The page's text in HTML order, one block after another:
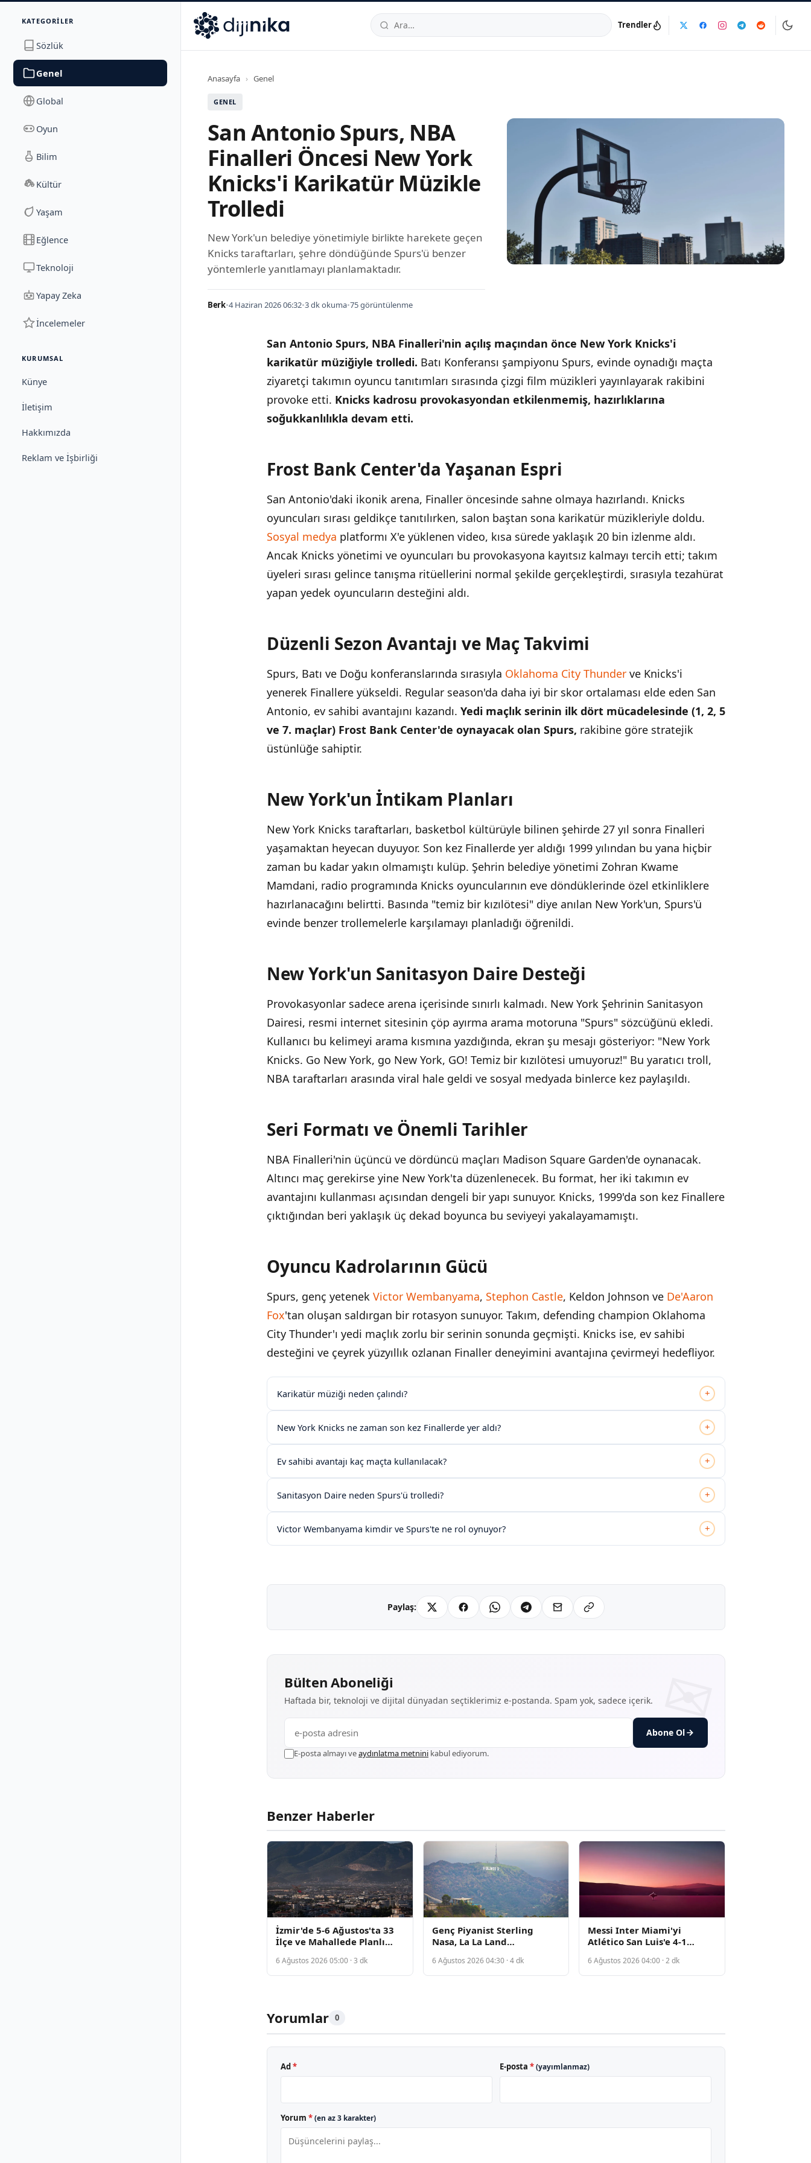
KATEGORILER
Sözlük
Genel
Global
Oyun
Bilim
Kültür
Yaşam
Eğlence
Teknoloji
Yapay Zeka
İncelemeler
KURUMSAL
Künye
İletişim
Hakkımızda
Reklam ve İşbirliği
İletişim
Dijinika Avrasya Cad. Sitesi B Blok No: 17/2A, Marmara Mahallesi 34520TRTelefon:0850 444 30 49E-posta:info@dijinika.net
Trendler
Anasayfa › Genel
GENEL
San Antonio Spurs, NBA
Finalleri Öncesi New York
Knicks'i Karikatür Müzikle
Trolledi
New York'un belediye yönetimiyle birlikte harekete geçen
Knicks taraftarları, şehre döndüğünde Spurs'ü benzer
yöntemlerle yanıtlamayı planlamaktadır.
Berk•4 Haziran 2026 06:32•3 dk okuma•75 görüntülenme
San Antonio Spurs, NBA Finalleri'nin açılış maçından önce New York Knicks'i
karikatür müziğiyle trolledi. Batı Konferansı şampiyonu Spurs, evinde oynadığı maçta
ziyaretçi takımın oyuncu tanıtımları sırasında çizgi film müzikleri yayınlayarak rakibini
provoke etti. Knicks kadrosu provokasyondan etkilenmemiş, hazırlıklarına
soğukkanlılıkla devam etti.
İÇINDEKILER
Frost Bank Center'da Yaşanan Espri
New York'un İntikam Planları
New York'un Sanitasyon Daire Desteği
Oyuncu Kadrolarının Gücü
Frost Bank Center'da Yaşanan Espri
San Antonio'daki ikonik arena, Finaller öncesinde sahne olmaya hazırlandı. Knicks
oyuncuları sırası geldikçe tanıtılırken, salon baştan sona karikatür müzikleriyle doldu.
Sosyal medya platformı X'e yüklenen video, kısa sürede yaklaşık 20 bin izlenme aldı.
Ancak Knicks yönetimi ve oyuncuları bu provokasyona kayıtsız kalmayı tercih etti; takım
üyeleri sırası gelince tanışma ritüellerini normal şekilde gerçekleştirdi, sırasıyla tezahürat
yapan yedek oyuncuların desteğini aldı.
Düzenli Sezon Avantajı ve Maç Takvimi
Spurs, Batı ve Doğu konferanslarında sırasıyla Oklahoma City Thunder ve Knicks'i
yenerek Finallere yükseldi. Regular season'da daha iyi bir skor ortalaması elde eden San
Antonio, ev sahibi avantajını kazandı. Yedi maçlık serinin ilk dört mücadelesinde (1, 2, 5
ve 7. maçlar) Frost Bank Center'de oynayacak olan Spurs, rakibine göre stratejik
üstünlüğe sahiptir.
New York'un İntikam Planları
New York Knicks taraftarları, basketbol kültürüyle bilinen şehirde 27 yıl sonra Finalleri
yaşamaktan heyecan duyuyor. Son kez Finallerde yer aldığı 1999 yılından bu yana hiçbir
zaman bu kadar yakın olmamıştı kulüp. Şehrin belediye yönetimi Zohran Kwame
Mamdani, radio programında Knicks oyuncularının eve döndüklerinde özel etkinliklere
hazırlanacağını belirtti. Basında "temiz bir kızılötesi" diye anılan New York'un, Spurs'ü
evinde benzer trollemelerle karşılamayı planladığı öğrenildi.
New York'un Sanitasyon Daire Desteği
Provokasyonlar sadece arena içerisinde sınırlı kalmadı. New York Şehrinin Sanitasyon
Dairesi, resmi internet sitesinin çöp ayırma arama motoruna "Spurs" sözcüğünü ekledi.
Kullanıcı bu kelimeyi arama kısmına yazdığında, ekran şu mesajı gösteriyor: "New York
Knicks. Go New York, go New York, GO! Temiz bir kızılötesi umuyoruz!" Bu yaratıcı troll,
NBA taraftarları arasında viral hale geldi ve sosyal medyada binlerce kez paylaşıldı.
Seri Formatı ve Önemli Tarihler
NBA Finalleri'nin üçüncü ve dördüncü maçları Madison Square Garden'de oynanacak.
Altıncı maç gerekirse yine New York'ta düzenlenecek. Bu format, her iki takımın ev
avantajını kullanması açısından dengeli bir yapı sunuyor. Knicks, 1999'da son kez Finallere
çıktığından beri yaklaşık üç dekad boyunca bu seviyeyi yakalayamamıştı.
Oyuncu Kadrolarının Gücü
Spurs, genç yetenek Victor Wembanyama, Stephon Castle, Keldon Johnson ve De'Aaron
Fox'tan oluşan saldırgan bir rotasyon sunuyor. Takım, defending champion Oklahoma
City Thunder'ı yedi maçlık zorlu bir serinin sonunda geçmişti. Knicks ise, ev sahibi
desteğini ve çeyrek yüzyıllık ozlanan Finaller deneyimini avantajına çevirmeyi hedefliyor.
Karikatür müziği neden çalındı? +
New York Knicks ne zaman son kez Finallerde yer aldı? +
Ev sahibi avantajı kaç maçta kullanılacak? +
Sanitasyon Daire neden Spurs'ü trolledi? +
Victor Wembanyama kimdir ve Spurs'te ne rol oynuyor? +
Paylaş:
Bülten Aboneliği
Haftada bir, teknoloji ve dijital dünyadan seçtiklerimiz e-postanda. Spam yok, sadece içerik.
Abone Ol
E-posta almayı veaydınlatma metnini kabul ediyorum.
Benzer Haberler
İzmir'de 5-6 Ağustos'ta 33
İlçe ve Mahallede Planlı
6 Ağustos 2026 05:00 · 3 dk
Genç Piyanist Sterling
Nasa, La La Land
Gerçeğe Dönüştürdü
6 Ağustos 2026 04:30 · 4 dk
Messi Inter Miami'yi
Atlético San Luis'e 4-1
6 Ağustos 2026 04:00 · 2 dk
Yorumlar 0
Ad* E-posta *(yayımlanmaz)
Yorum *(en az 3 karakter)